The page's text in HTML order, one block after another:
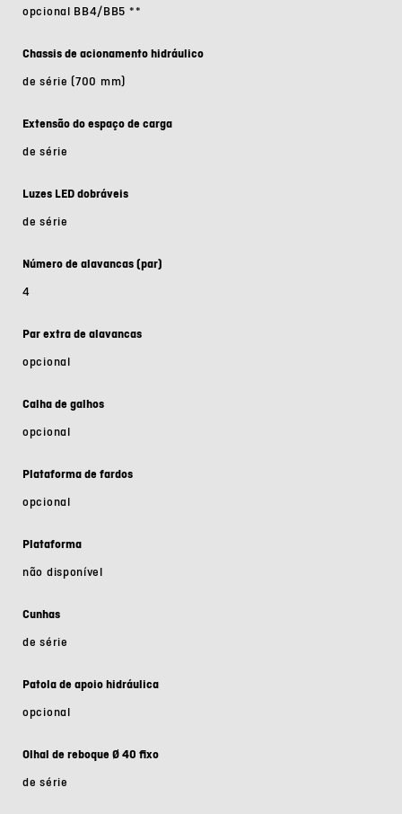
opcional BB4/BB5 **
Chassis de acionamento hidráulico
de série(700 mm)
Extensão do espaço de carga
de série
Luzes LED dobráveis
de série
Número de alavancas (par)
4
Par extra de alavancas
opcional
Calha de galhos
opcional
Plataforma de fardos
opcional
Plataforma
não disponível
Cunhas
de série
Patola de apoio hidráulica
opcional
Olhal de reboque Ø 40 fixo
de série